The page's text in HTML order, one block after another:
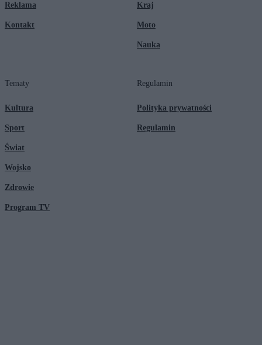
Reklama
Kontakt
Kraj
Moto
Nauka
Tematy
Kultura
Sport
Świat
Wojsko
Zdrowie
Program TV
Regulamin
Polityka prywatności
Regulamin